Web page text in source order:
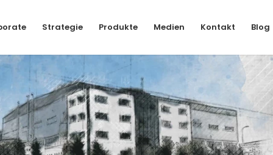
Strategie Produkte Medien Kontakt Blog